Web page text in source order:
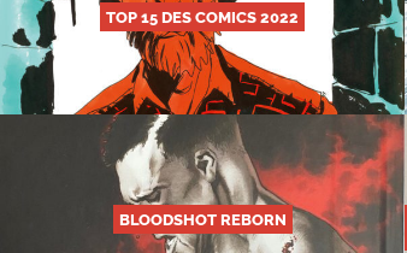
TOP 15 DES COMICS 2022
BLOODSHOT REBORN